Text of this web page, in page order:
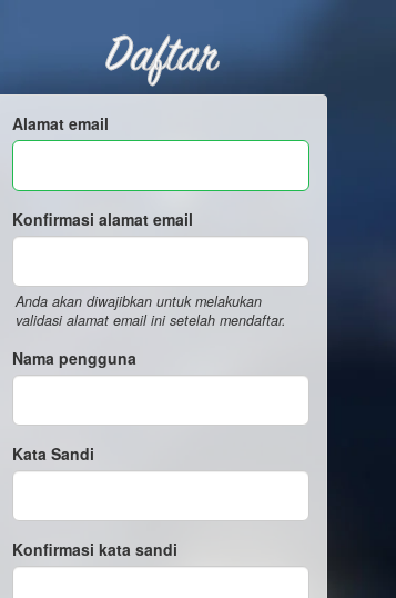
Daftar
Alamat email
Konfirmasi alamat email
Anda akan diwajibkan untuk melakukan
validasi alamat email ini setelah mendaftar.
Nama pengguna
Kata Sandi
Konfirmasi kata sandi